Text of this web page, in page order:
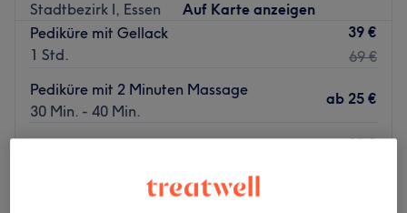
Stadtbezirk I, Essen
Auf Karte anzeigen
Pediküre mit Gellack
1 Std.
39 €
69 €
Pediküre mit 2 Minuten Massage
30 Min. - 40 Min.
ab 25 €
Maniküre mit Gellack und Handmassage
30 €
Schnellansicht Saloninfos